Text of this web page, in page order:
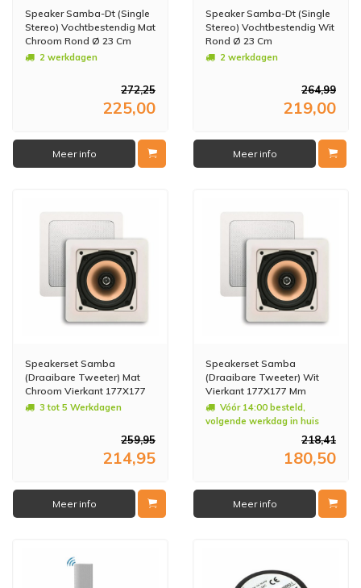
Speaker Samba-Dt (Single
Stereo) Vochtbestendig Mat
Chroom Rond Ø 23 Cm
2 werkdagen
272,25
225,00
Meer info
Speaker Samba-Dt (Single
Stereo) Vochtbestendig Wit
Rond Ø 23 Cm
2 werkdagen
264,99
219,00
Meer info
Speakerset Samba
(Draaibare Tweeter) Mat
Chroom Vierkant 177X177
Mm3 tot 5 Werkdagen
259,95
214,95
Meer info
Speakerset Samba
(Draaibare Tweeter) Wit
Vierkant 177X177 Mm
Vóór 14:00 besteld,
volgende werkdag in huis
218,41
180,50
Meer info